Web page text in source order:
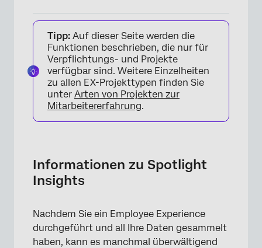
Informationen zu Spotlight Insights
Erkenntnisse einrichten
Navigieren in Erkenntnisse
Erkenntnisse
Erkenntnisse
Vergleich
Erkenntnisse
Erkenntnisse sortieren
Tipp: Auf dieser Seite werden die
Funktionen beschrieben, die nur für
Verpflichtungs- und Projekte
verfügbar sind. Weitere Einzelheiten
zu allen EX-Projekttypen finden Sie
unter Arten von Projekten zur
Mitarbeitererfahrung.
Informationen zu Spotlight
Insights
Nachdem Sie ein Employee Experience
durchgeführt und all Ihre Daten gesammelt
haben, kann es manchmal überwältigend